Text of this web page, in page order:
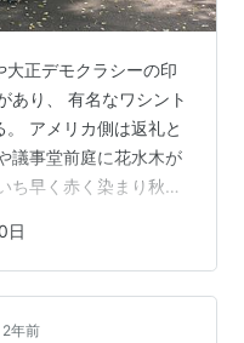
正デモクラシーの印
あり、 有名なワシント
アメリカ側は返礼と
議事堂前庭に花水木が
ち早く赤く染まり秋の
の江戸屋敷があった
量部があった。 1891
が日本水準原点であ
災により24.414mとな
日
2年前